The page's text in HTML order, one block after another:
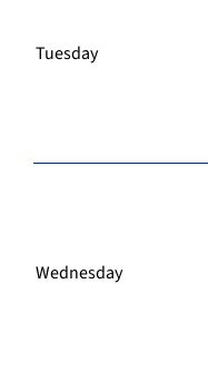
Tuesday
Wednesday